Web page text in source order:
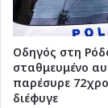
Οδηγός στη
σταθμευμένο
παρέσυρε
διέφυγε